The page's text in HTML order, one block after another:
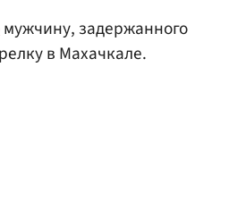
мужчину, задержанного
в Махачкале.